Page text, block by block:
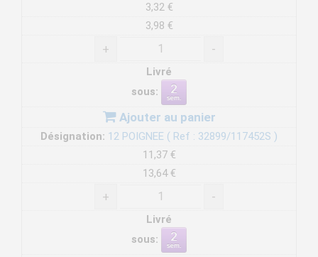
3,32 €
3,98 €
+ -
Livré
sous:
Ajouter au panier
Désignation: 12 POIGNEE ( Ref : 32899/117452S )
11,37 €
13,64 €
+ -
Livré
sous: